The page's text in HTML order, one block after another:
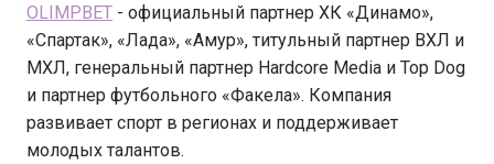
OLIMPBET - официальный партнер ХК «Динамо»,
«Спартак», «Лада», «Амур», титульный партнер ВХЛ и
МХЛ, генеральный партнер Hardcore Media и Top Dog
и партнер футбольного «Факела». Компания
развивает спорт в регионах и поддерживает
молодых талантов.